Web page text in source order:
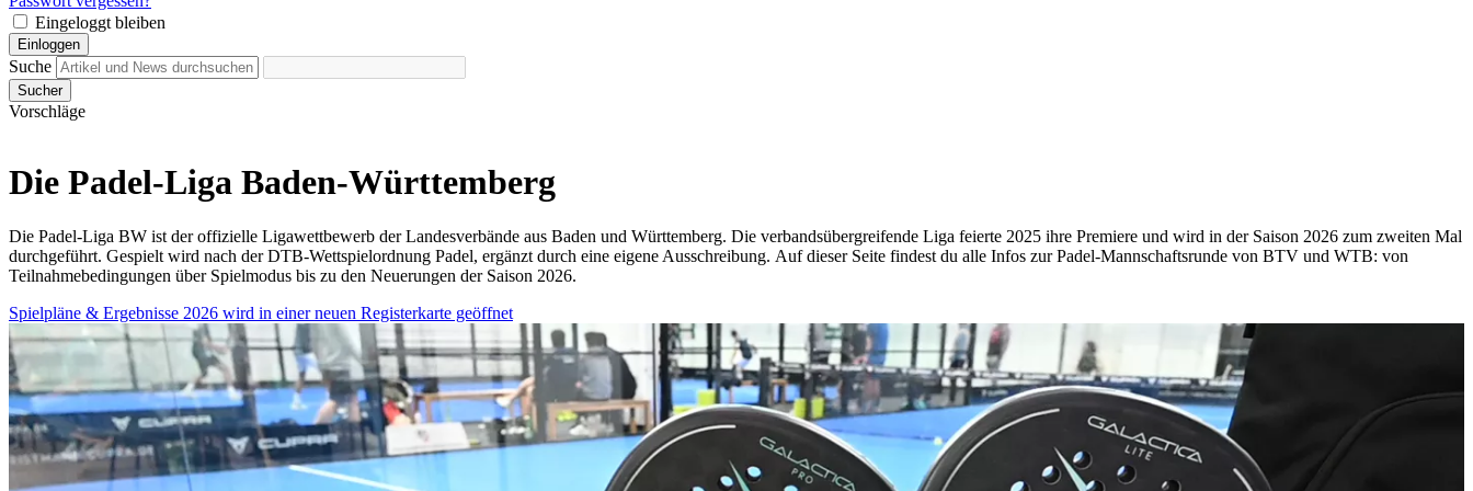
Eingeloggt bleiben
Einloggen
Suche
Sucher
Vorschläge
Die Padel-Liga Baden-Württemberg
Die Padel-Liga BW ist der offizielle Ligawettbewerb der Landesverbände aus Baden und Württemberg. Die verbandsübergreifende Liga feierte 2025 ihre Premiere und wird in der Saison 2026 zum zweiten Mal
durchgeführt. Gespielt wird nach der DTB-Wettspielordnung Padel, ergänzt durch eine eigene Ausschreibung. Auf dieser Seite findest du alle Infos zur Padel-Mannschaftsrunde von BTV und WTB: von
Teilnahmebedingungen über Spielmodus bis zu den Neuerungen der Saison 2026.
Spielpläne & Ergebnisse 2026 wird in einer neuen Registerkarte geöffnet